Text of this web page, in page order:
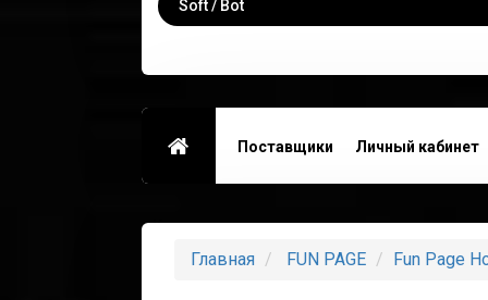
Soft / Bot
Поставщики Личный кабинет
Контакты
Главная FUN PAGE Fun Page